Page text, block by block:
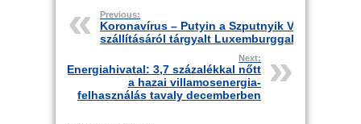
Previous:
Koronavírus – Putyin a Szputnyik V
szállításáról tárgyalt Luxemburggal
Next:
Energiahivatal: 3,7 százalékkal nőtt
a hazai villamosenergia-
felhasználás tavaly decemberben